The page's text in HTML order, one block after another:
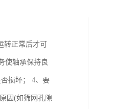
转正常后才可
使轴承保持良
损坏； 4、要
因(如筛网孔隙